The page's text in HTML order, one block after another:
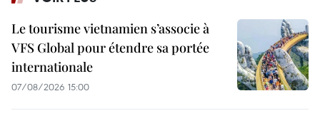
Le tourisme vietnamien s’associe à
VFS Global pour étendre sa portée
internationale
07/08/2026 15:00